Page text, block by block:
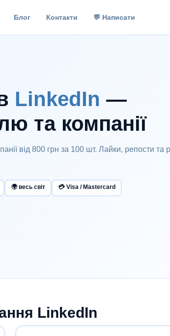
Блог Контакти 💬 Написати
LinkedIn —
та компанії
від 800 грн за 100 шт. Лайки, репости та
🌍 весь світ 💳 Visa / Mastercard
LinkedIn